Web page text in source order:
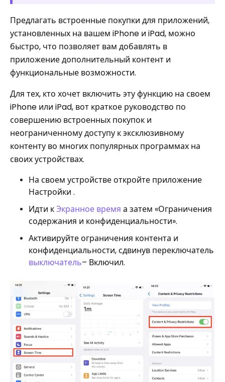
Предлагать встроенные покупки для приложений,
установленных на вашем iPhone и iPad, можно
быстро, что позволяет вам добавлять в
приложение дополнительный контент и
функциональные возможности.
Для тех, кто хочет включить эту функцию на своем
iPhone или iPad, вот краткое руководство по
совершению встроенных покупок и
неограниченному доступу к эксклюзивному
контенту во многих популярных программах на
своих устройствах.
На своем устройстве откройте приложение
Настройки .
Идти кЭкранное время а затем «Ограничения
содержания и конфиденциальности».
Активируйте ограничения контента и
конфиденциальности, сдвинув переключатель
выключатель– Включил.